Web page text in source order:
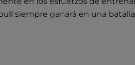
siempre ganará en una